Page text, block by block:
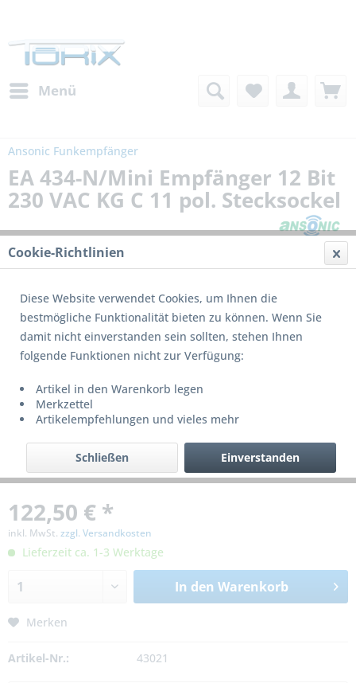
Menü
Ansonic Funkempfänger
EA 434-N/Mini Empfänger 12 Bit
230 VAC KG C 11 pol. Stecksockel
122,50 € *
inkl. MwSt. zzgl. Versandkosten
Lieferzeit ca. 1-3 Werktage
In den Warenkorb
Merken
Artikel-Nr.: 43021
Cookie-Richtlinien
Diese Website verwendet Cookies, um Ihnen die
bestmögliche Funktionalität bieten zu können. Wenn Sie
damit nicht einverstanden sein sollten, stehen Ihnen
folgende Funktionen nicht zur Verfügung:
Artikel in den Warenkorb legen
Merkzettel
Artikelempfehlungen und vieles mehr
Einverstanden
Schließen